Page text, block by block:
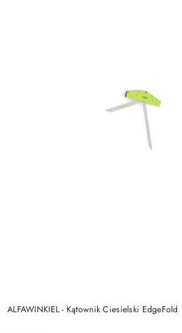
ALFAWINKIEL - Kątownik Ciesielski EdgeFold